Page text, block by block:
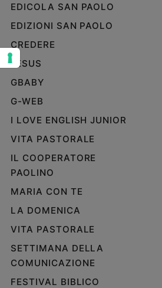
e
2026
Cinema,
Tv
streaming
Libri
Musica
Famiglia
educazione
Genitori
e
Scuola
EDICOLA SAN PAOLO
EDIZIONI SAN PAOLO
CREDERE
JESUS
GBABY
G-WEB
I LOVE ENGLISH JUNIOR
VITA PASTORALE
IL COOPERATORE
PAOLINO
MARIA CON TE
LA DOMENICA
VITA PASTORALE
SETTIMANA DELLA
COMUNICAZIONE
FESTIVAL BIBLICO